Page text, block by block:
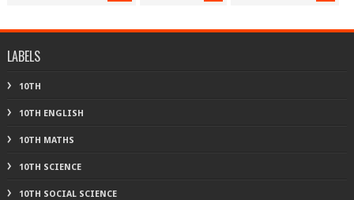
LABELS
10TH
10TH ENGLISH
10TH MATHS
10TH SCIENCE
10TH SOCIAL SCIENCE